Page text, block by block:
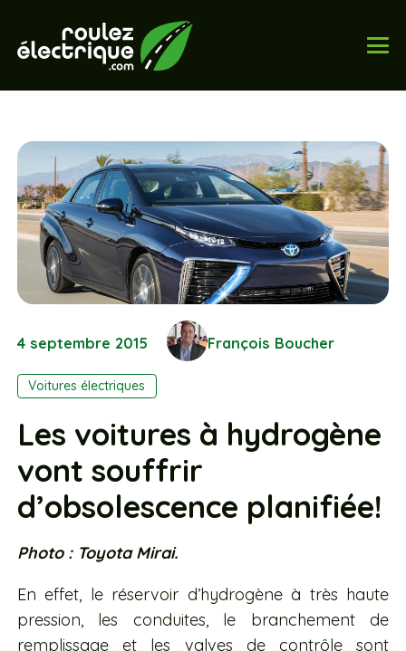
4 septembre 2015 François Boucher
Voitures électriques
Les voitures à hydrogène
vont souffrir
d’obsolescence planifiée!
Photo : Toyota Mirai.
En effet, le réservoir d’hydrogène à très haute
pression, les conduites, le branchement de
remplissage et les valves de contrôle sont